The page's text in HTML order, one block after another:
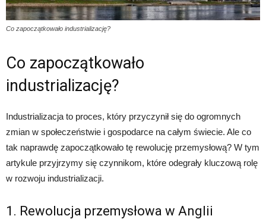
Co zapoczątkowało industrializację?
Co zapoczątkowało
industrializację?
Industrializacja to proces, który przyczynił się do ogromnych
zmian w społeczeństwie i gospodarce na całym świecie. Ale co
tak naprawdę zapoczątkowało tę rewolucję przemysłową? W tym
artykule przyjrzymy się czynnikom, które odegrały kluczową rolę
w rozwoju industrializacji.
1. Rewolucja przemysłowa w Anglii